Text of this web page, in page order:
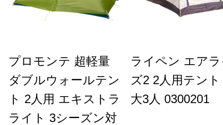
プロモンテ 超軽量
ダブルウォールテン
ト 2人用 エキストラ
ライト 3シーズン対
ライペン エア
ズ2 2人用テン
大3人 0300201